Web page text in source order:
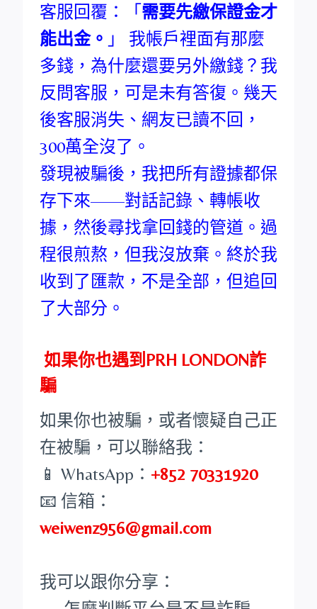
客服回覆：「 需要先繳保證金才
能出金。 」 我帳戶裡面有那麼
多錢，為什麼還要另外繳錢？我
反問客服，可是未有答復。幾天
後客服消失、網友已讀不回，
300萬全沒了。
發現被騙後，我把所有證據都保
存下來——對話記錄、轉帳收
據，然後尋找拿回錢的管道。過
程很煎熬，但我沒放棄。終於我
收到了匯款，不是全部，但追回
了大部分。
如果你也遇到PRH LONDON詐
騙
如果你也被騙，或者懷疑自己正
在被騙，可以聯絡我：
📱 WhatsApp： +852 70331920
📧 信箱：
weiwenz956@gmail.com
我可以跟你分享：